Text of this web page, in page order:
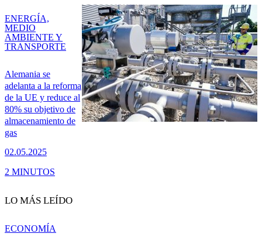
Alemania se
adelanta a la reforma
de la UE y reduce al
80% su objetivo de
almacenamiento de
gas
02.05.2025
ENERGÍA,
MEDIO
AMBIENTE Y
TRANSPORTE
2 MINUTOS
LO MÁS LEÍDO
ECONOMÍA